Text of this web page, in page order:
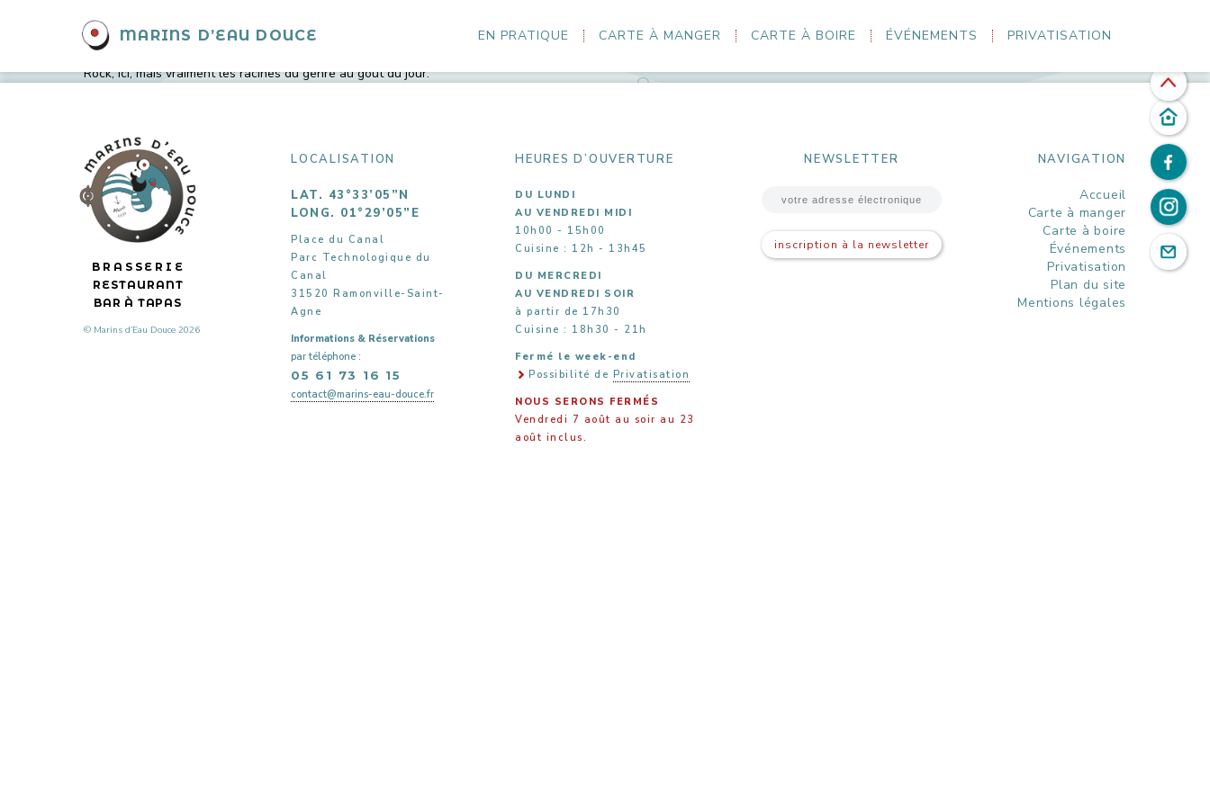
MARINS D’EAU DOUCE EN PRATIQUE CARTE À MANGER CARTE À BOIRE ÉVÉNEMENTS PRIVATISATION
THOMAS SARRODIE & Bi-Polar Blues
Thomas Sarrodie Group Soirée spéciale lancement du troisième album de ce groupe créé par Thomas Sarrodie (guitare et chant), avec Jérémy Cazorla (batterie) et Sylvain Blanquet
(basse) Ou, comment le Blues et le Rock gorgés de feeling viennent vous séduire avec un talent certain, ça groove et le chant est chaud brûlant. Pas question de Métal ou de Hard-
Rock, ici, mais vraiment les racines du genre au gout du jour.
BRASSERIE
RESTAURANT
BAR À TAPAS
© Marins d’Eau Douce 2026
LOCALISATION
LAT. 43°33’05”N
LONG. 01°29’05”E
Place du Canal
Parc Technologique du
Canal
31520 Ramonville-Saint-
Agne
Informations & Réservations
par téléphone :
05 61 73 16 15
contact@marins-eau-douce.fr
HEURES D’OUVERTURE
DU LUNDI
AU VENDREDI MIDI
10h00 - 15h00
Cuisine : 12h - 13h45
DU MERCREDI
AU VENDREDI SOIR
à partir de 17h30
Cuisine : 18h30 - 21h
Fermé le week-end
Possibilité de Privatisation
NOUS SERONS FERMÉS
Vendredi 7 août au soir au 23
août inclus.
NEWSLETTER
inscription à la newsletter
NAVIGATION
Accueil
Carte à manger
Carte à boire
Événements
Privatisation
Plan du site
Mentions légales